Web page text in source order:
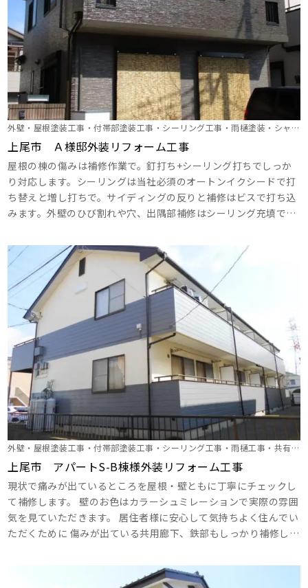
外壁・屋根塗装工事・付帯部塗装工事・シーリング工事・雨樋塗装・シャッ
ターＢＯＸ塗装
上尾市 Ａ様邸外装リフォーム工事
屋根の棟の傷みは補修作業で。釘打ち+シーリング打ちでしっか
り対応します。シーリングは当社必須のオートンイクシードで打
ち替えと増し打ちで。サイディングの反りと補修はビスで打ち込
みます。外壁のひび割れや穴、出隅部補修はシーリング充填で。
をシーリングで打ち替えます。外壁は2色仕様の色分けで、おし
ゃれに仕上げてみましょう！ ･･･
外壁・屋根塗装工事・付帯部塗装工事・シーリング工事・雨樋工事・共有廊
下塗装
上尾市 アパートS-B棟様外装リフォーム工事
現状で痛みが出ているところを屋根・壁ともに丁寧にチェックし
て補修します。 壁のお色はカラーシュミレーションで実際の雰囲
気を見ていただきます。 居住者様に安心して気持ちよく住んでい
ただくために 傷みが出ている共用廊下、鉄部もしっかり補修しま